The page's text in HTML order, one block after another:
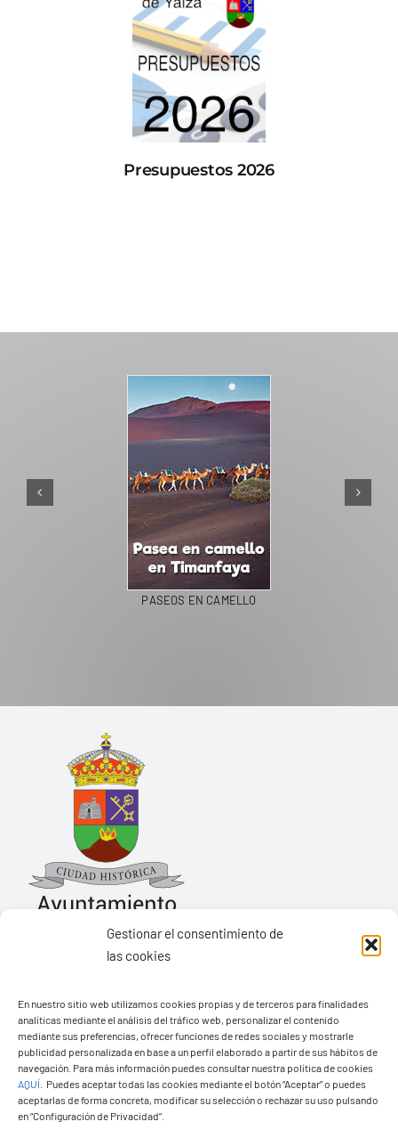
Gestionar el consentimiento de
las cookies
En nuestro sitio web utilizamos cookies propias y de terceros para finalidades
analíticas mediante el análisis del tráfico web, personalizar el contenido
mediante sus preferencias, ofrecer funciones de redes sociales y mostrarle
publicidad personalizada en base a un perfil elaborado a partir de sus hábitos de
navegación. Para más información puedes consultar nuestra política de cookies
AQUÍ
Puedes aceptar todas las cookies mediante el botón “Aceptar” o puedes
aceptarlas de forma concreta, modificar su selección o rechazar su uso pulsando
en “Configuración de Privacidad”.
Presupuestos 2026
PASEOS EN CAMELLO
Pza. de Los Remedios, 1
35570 – Yaiza
Tel:928 83 62 20